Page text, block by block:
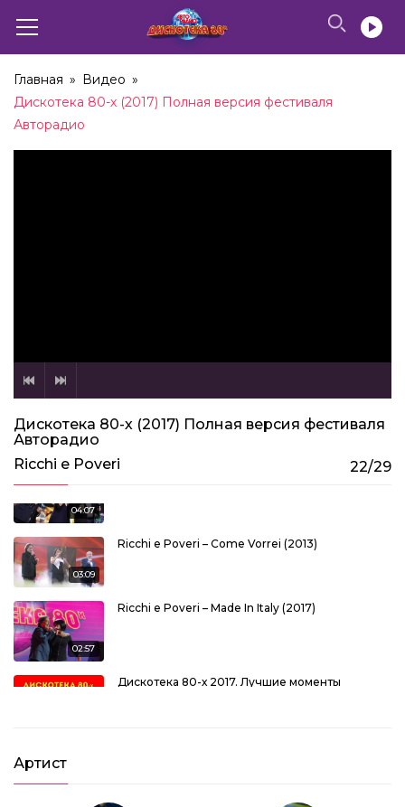
Главная » Видео »
Дискотека 80-х (2017) Полная версия фестиваля
Авторадио
Дискотека 80-х (2017) Полная версия фестиваля
Авторадио
Ricchi e Poveri
22/29
02:59
Ricchi e Poveri – Mamma Maria (2012)
03:32
Ricchi e Poveri – Sara Perche Ti Amo (2012)
01:16:47
Black, Al Bano, Chris De Burgh
04:07
Ricchi e Poveri – Mamma Maria (2010)
03:09
Ricchi e Poveri – Come Vorrei (2013)
02:57
Ricchi e Poveri – Made In Italy (2017)
Дискотека 80-х 2017. Лучшие моменты
Артист